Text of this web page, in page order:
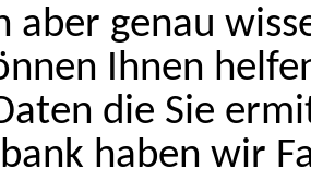
aber genau
Ihnen
die Sie
haben wir